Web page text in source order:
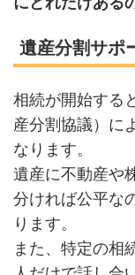
遺産分割サポ
相続が開始する
産分割協議）に
なります。
遺産に不動産や
分ければ公平な
ります。
また、特定の相